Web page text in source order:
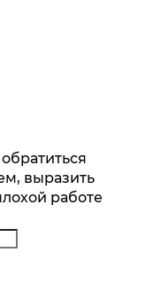
данных
связанных с
механизмом
выразить
работе